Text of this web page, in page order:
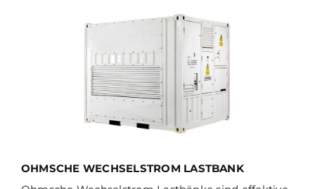
OHMSCHE WECHSELSTROM LASTBANK